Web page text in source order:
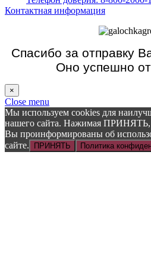
Контактная информация
Спасибо за отправку
Оно успешно
×
Close menu
Мы используем cookies для
нашего сайта. Нажимая ПРИНЯТЬ,
Вы проинформированы об
сайте.
ПРИНЯТЬ Политика